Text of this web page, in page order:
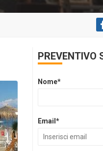
PREVENTIVO
Nome*
Email*